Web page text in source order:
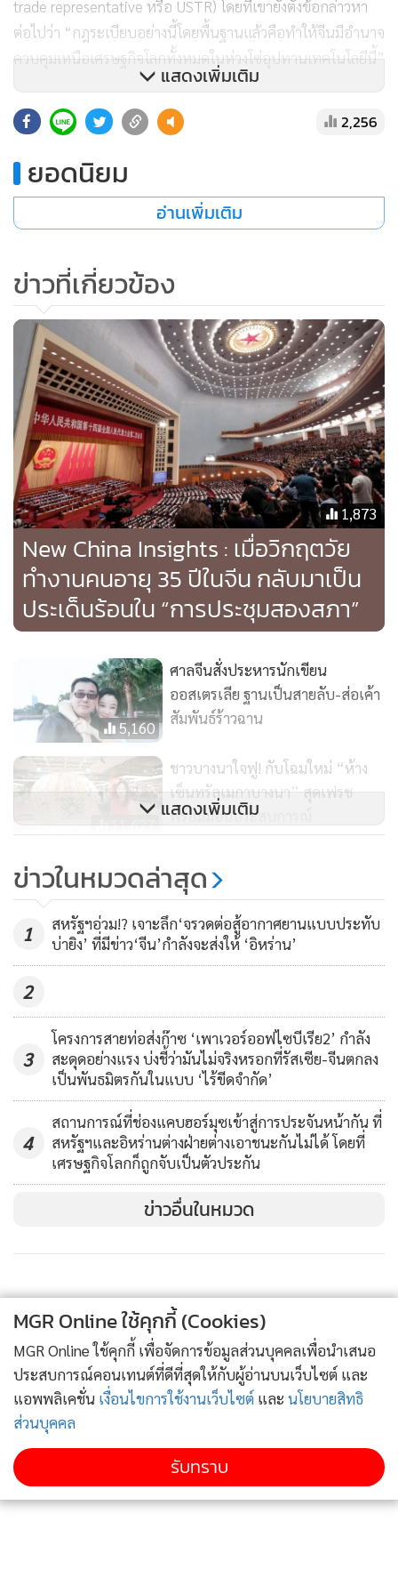
trade representative หรือ USTR) โดยที่เขายังตั้งข้อกล่าวหา
ต่อไปว่า “กฎระเบียบอย่างนี้โดยพื้นฐานแล้วคือทำให้จีนมีอำนาจ
ควบคุมเหนือเศรษฐกิจโลกทั้งหมดในห่วงโซ่อุปทานเทคโนโลยีนี้”
สำหรับใครก็ตามทีที่มีความคุ้นเคยกับการปฏิบัติทางการค้าของ
สหรัฐฯแล้ว สิ่งที่จีนทำในครั้งนี้ก็เป็นเพียงแค่การหยิบยืมนโยบาย
ซึ่งสหรัฐฯใช้มาหลายทศวรรษแล้ว นั่นคือ นโยบายที่เรียกกันว่า
กฎระเบียบผลิตภัณฑ์โดยตรงต่างประเทศ (foreign direct
product rule) [1] กฎระเบียบข้อนี้ทำให้มีการใช้กฎหมายของ
ทั้งมันก็ถูกใช้เรื่อยมาเป็นประจำในการจำกัดกีดกั้นจีนจากการ
เข้าถึงพวกเทคโนโลยีสหรัฐฯบางอย่างบางประเภทซึ่งจริงๆ แล้ว
ทำขึ้นนอกสหรัฐฯ แม้กระทั่งในกรณีที่เทคโนโลยีเหล่านี้อยู่ในมือ
ของพวกบริษัทต่างประเทศแล้วด้วยซ้ำ
เรื่องนี้จึงเป็นตัวอย่างล่าสุดของการที่ปักกิ่งกำลังหันกลับมาเอา
แบบอย่างซึ่งสหรัฐฯทำเอาไว้ก่อนแล้ว เพื่อเป็นเครื่องมือสำหรับ
การจ้องตาเผชิญหน้ากับวอชิงตัน ในขณะที่สงครามการค้า
ระหว่างประเทศเจ้าของระบบเศรษฐกิจใหญ่ที่สุดในโลกทั้งสอง
ราย กำลังทำท่าเหมือนกับบานปลายขยายตัวออกไปเรื่อยๆ
“จีนกำลังเรียนรู้จากคนที่ทำได้ดีที่สุด” นีล โธมัส (Neil Thomas)
นักวิจัยที่ติดตามเรื่องการเมืองจีน อยู่ที่ ศูนย์เพื่อการวิเคราะห์จีน
(Center for China Analysis) แห่งสถาบันนโยบายของสมาคม
เอเชีย (Asia Society Policy Institute) ให้ความเห็น “ปักกิ่ง
เลย เพราะพวกเขาได้รับรู้จากการเจอกับตนเองว่าการควบคุม
การส่งออกของสหรัฐฯนั้นมีประสิทธิภาพขนาดไหน ในการ
เหนี่ยวรั้งบีบคั้นการพัฒนาทางเศรษฐกิจและทางเลือกต่างๆ ใน
ทางการเมืองของจีนเอง”
“มือดีในการเล่มเกมมาเจอกัน ก็ต้องเกิดความนับถือกันและกัน”
เขากล่าวต่อ
ไอเดียอย่างนี้สาวย้อนหลังไปได้อย่างน้อยถึงปี 2018
มันเป็นเมื่อปี 2018 นั่นแหละ ตอนที่ประธานาธิบดีโดนัลด์ ทรัมป์
เริ่มเปิดฉากทำสงครามการค้ากับจีน ซึ่งทำให้ปักกิ่งรู้สึกว่าจำเป็น
ต้องเร่งรีบนำเอาพวกกฎหมายและนโยบายต่างๆ ชุดหนึ่งเข้า
ประยุกต์ใช้ จึงจะทำให้ตนเองสามารถมีความพรักพร้อมเมื่อการ
ขัดแย้งทางการค้าครั้งใหม่ปะทุขึ้นมา และพวกเขาก็มองหาไอ
เดียเหล่านี้จากวอชิงตัน
บัญชีรายชื่อองค์การและบุคคลที่เชื่อถือไม่ได้ (Unreliable Entity
List) ของจีน ซึ่งเริ่มจัดทำขึ้นโดยกระทรวงพาณิชย์จีนเมื่อปี
2020 มีความละม้ายเหมือนกับ “บัญชีรายชื่อองค์การและ
บุคคล” (entity list) ของกระทรวงพาณิชย์สหรัฐฯ ที่เป็นบัญชีดำ
เอาไว้จำกัดกีดกั้นพวกบริษัทต่างประเทศที่มีรายชื่ออยู่ในบัญชีนี้
ในปี 2021 ปักกิ่งได้ออกกฎหมายแซงก์ชั่นพวกต่างชาติที่ไม่พึง
ประสงค์ (anti-foreign sanction law) มาบังคับใช้ ซึ่งมีเนื้อหา
เปิดทางให้หน่วยงานต่างๆ เป็นต้นว่า กระทรวงการต่างประเทศ
จีน สามารถปฏิเสธการออกวีซ่าเข้าจีน ตลอดจนอายัดทรัพย์สิน
ต่างๆ ของพวกบุคคลและธุรกิจซึ่งไม่เป็นที่ต้อนรับในประเทศจีน
–เรื่องนี้ก็คล้ายๆ กับอำนาจที่กระทรวงการต่างประเทศสหรัฐฯ
และกระทรวงการคลังสหรัฐฯสามารถทำได้
แสดงเพิ่มเติม
2,256
ยอดนิยม
อ่านเพิ่มเติม
ข่าวที่เกี่ยวข้อง
1,873
New China Insights : เมื่อวิกฤตวัย
ทำงานคนอายุ 35 ปีในจีน กลับมาเป็น
ประเด็นร้อนใน “การประชุมสองสภา”
5,160
ศาลจีนสั่งประหารนักเขียน
ออสเตรเลีย ฐานเป็นสายลับ-ส่อเค้า
สัมพันธ์ร้าวฉาน
11,627
ชาวบางนาใจฟู! กับโฉมใหม่ “ห้าง
เซ็นทรัลเมกาบางนา” สุดเฟรช
พร้อมมอบประสบการณ์
3,281
บ้า”...กำลังกลายเป็น“สงคราม
เลือด”!!!
แสดงเพิ่มเติม
ข่าวในหมวดล่าสุด
1
สหรัฐฯอ่วม!? เจาะลึก‘จรวดต่อสู้อากาศยานแบบประทับ
บ่ายิง’ ที่มีข่าว‘จีน’กำลังจะส่งให้ ‘อิหร่าน’
2
3
โครงการสายท่อส่งก๊าซ ‘เพาเวอร์ออฟไซบีเรีย2’ กำลัง
สะดุดอย่างแรง บ่งชี้ว่ามันไม่จริงหรอกที่รัสเซีย-จีนตกลง
เป็นพันธมิตรกันในแบบ ‘ไร้ขีดจำกัด’
4
สถานการณ์ที่ช่องแคบฮอร์มุซเข้าสู่การประจันหน้ากัน ที่
สหรัฐฯและอิหร่านต่างฝ่ายต่างเอาชนะกันไม่ได้ โดยที่
เศรษฐกิจโลกก็ถูกจับเป็นตัวประกัน
ข่าวอื่นในหมวด
MGR Online ใช้คุกกี้ (Cookies)
MGR Online ใช้คุกกี้ เพื่อจัดการข้อมูลส่วนบุคคลเพื่อนำเสนอ
ประสบการณ์คอนเทนต์ที่ดีที่สุดให้กับผู้อ่านบนเว็บไซต์ และ
แอพพลิเคชั่น เงื่อนไขการใช้งานเว็บไซต์ และ นโยบายสิทธิ
ส่วนบุคคล
รับทราบ